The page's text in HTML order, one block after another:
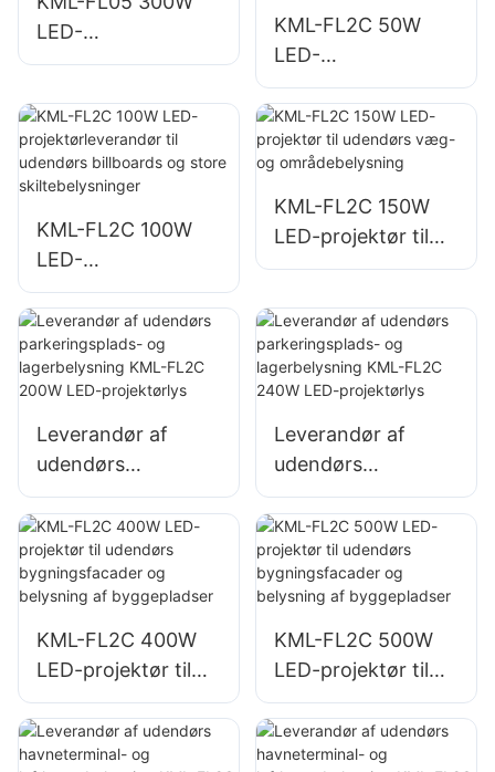
LED-
projektørleverandø
dokbelysning
KML-FL2C 50W
LED-
projektørleverandø
r til udendørs
billboards og store
skiltebelysninger
KML-FL2C 100W
LED-
projektørleverandø
r til udendørs
billboards og store
skiltebelysninger
KML-FL2C 150W
LED-projektør til
udendørs væg- og
Leverandør af
udendørs
parkeringsplads-
og lagerbelysning
KML-FL2C 200W
LED-projektørlys
Leverandør af
udendørs
parkeringsplads-
og lagerbelysning
KML-FL2C 240W
LED-projektørlys
KML-FL2C 400W
LED-projektør til
udendørs
bygningsfacader
og belysning af
KML-FL2C 500W
LED-projektør til
udendørs
bygningsfacader
og belysning af